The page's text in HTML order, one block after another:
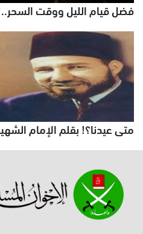
فضل قيام الليل ووقت السحر..
متى عيدنا؟! بقلم الإمام